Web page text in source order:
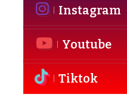
Instagram
Youtube
Tiktok